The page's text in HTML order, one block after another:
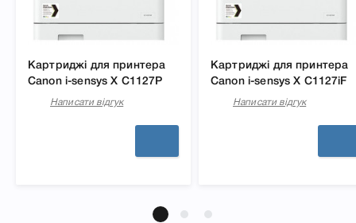
Картриджі для принтера
Canon i-sensys X C1127P
Написати відгук
Картриджі для принтера
Canon i-sensys X C1127iF
Написати відгук